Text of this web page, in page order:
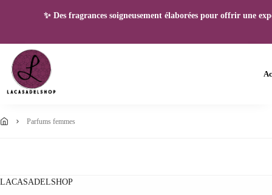
✨ Des fragrances soigneusement élaborées pour offrir une
parfums femmes
LACASADELSHOP